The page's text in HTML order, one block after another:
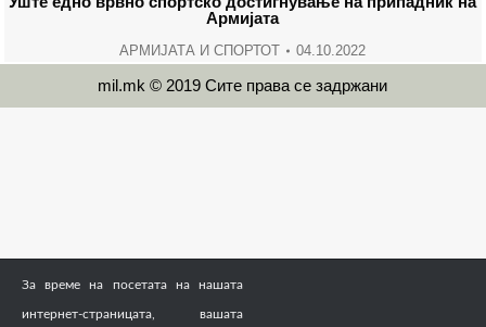
Армијата
АРМИЈАТА И СПОРТОТ 04.10.2022
mil.mk © 2019 Сите права се задржани
За време на посетата на нашата
интернет-страницата, вашата